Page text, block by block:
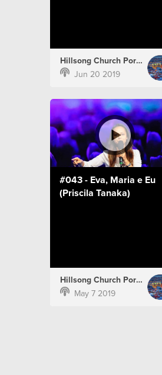
Hillsong Church Portugal
Jun 20 2019
#043 - Eva, Maria e Eu
(Priscila Tanaka)
Hillsong Church Portugal
May 7 2019